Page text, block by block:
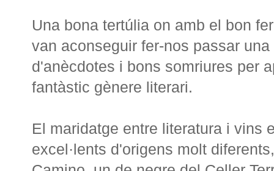
Una bona tertúlia on amb el bon
van aconseguir fer-nos passar
d'anècdotes i bons somriures per
fantàstic gènere literari.
El maridatge entre literatura i vins
excel·lents d'origens molt